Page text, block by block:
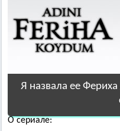
Я назвала ее
О сериале: